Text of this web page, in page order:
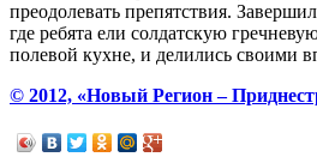
преодолевать препятствия.
где ребята ели солдатскую
полевой кухне, и делились своими
© 2012, «Новый Регион –